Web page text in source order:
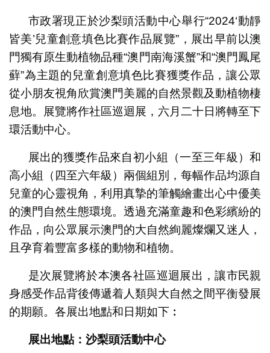
市政署現正於沙梨頭活動中心舉行“2024‘動靜
皆美’兒童創意填色比賽作品展覽”，展出早前以澳
門獨有原生動植物品種“澳門南海溪蟹”和“澳門鳳尾
蘚”為主題的兒童創意填色比賽獲獎作品，讓公眾
從小朋友視角欣賞澳門美麗的自然景觀及動植物棲
息地。展覽將作社區巡迴展，六月二十日將轉至下
環活動中心。
展出的獲獎作品來自初小組（一至三年級）和
高小組（四至六年級）兩個組別，每幅作品均源自
兒童的心靈視角，利用真摯的筆觸繪畫出心中優美
的澳門自然生態環境。透過充滿童趣和色彩繽紛的
作品，向公眾展示澳門的大自然絢麗燦爛又迷人，
且孕育着豐富多樣的動物和植物。
是次展覽將於本澳各社區巡迴展出，讓市民親
身感受作品背後傳遞着人類與大自然之間平衡發展
的期願。各展出地點和日期如下︰
展出地點：沙梨頭活動中心